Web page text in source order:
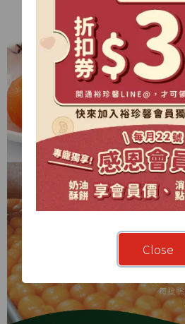
Close